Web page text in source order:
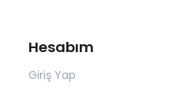
Hesabım
Giriş Yap